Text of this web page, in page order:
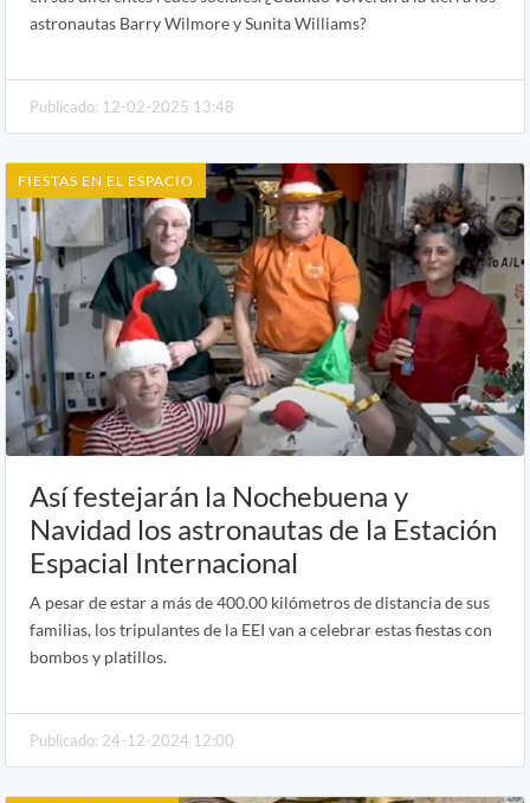
astronautas Barry Wilmore y Sunita Williams?
Publicado: 12-02-2025 13:48
FIESTAS EN EL ESPACIO
Así festejarán la Nochebuena y
Navidad los astronautas de la Estación
Espacial Internacional
A pesar de estar a más de 400.00 kilómetros de distancia de sus
familias, los tripulantes de la EEI van a celebrar estas fiestas con
bombos y platillos.
Publicado: 24-12-2024 12:00